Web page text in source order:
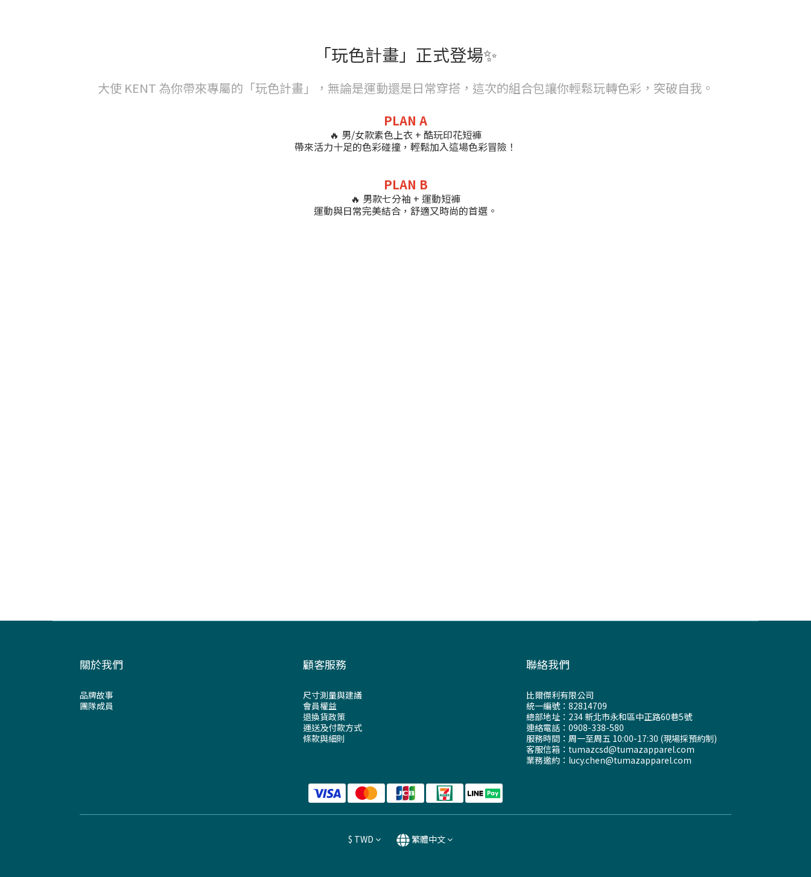
「玩色計畫」正式登場✨
大使 KENT 為你帶來專屬的「玩色計畫」，無論是運動還是日常穿搭，這次的組合包讓你輕鬆玩轉色彩，突破自我。
PLAN A
🔥 男/女款素色上衣 + 酷玩印花短褲
帶來活力十足的色彩碰撞，輕鬆加入這場色彩冒險！
PLAN B
🔥 男款七分袖 + 運動短褲
運動與日常完美結合，舒適又時尚的首選。
關於我們
品牌故事
團隊成員
顧客服務
尺寸測量與建議
會員權益
退換貨政策
運送及付款方式
條款與細則
聯絡我們
比爾傑利有限公司
統一編號：82814709
總部地址：234 新北市永和區中正路60巷5號
連絡電話：0908-338-580
服務時間：周一至周五 10:00-17:30 (現場採預約制)
客服信箱：tumazcsd@tumazapparel.com
業務邀約：lucy.chen@tumazapparel.com
$ TWD 繁體中文